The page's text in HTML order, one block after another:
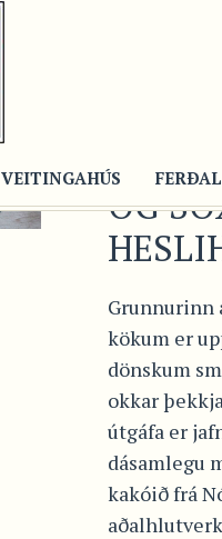
VEITINGAHÚS
OG
Grunnurinn
kökum er
dönskum
okkar
útgáfa er
dásamlegu
kakóið frá